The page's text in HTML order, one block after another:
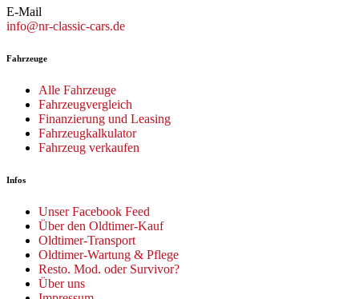
E-Mail
info@nr-classic-cars.de
Fahrzeuge
Alle Fahrzeuge
Fahrzeugvergleich
Finanzierung und Leasing
Fahrzeugkalkulator
Fahrzeug verkaufen
Infos
Unser Facebook Feed
Über den Oldtimer-Kauf
Oldtimer-Transport
Oldtimer-Wartung & Pflege
Resto. Mod. oder Survivor?
Über uns